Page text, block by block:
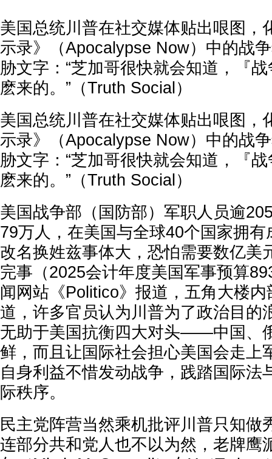
美国总统川普在社交媒体贴出哏图，
示录》（Apocalypse Now）中的战
胁文字：“芝加哥很快就会知道，『
麽来的。”（Truth Social）
美国总统川普在社交媒体贴出哏图，
示录》（Apocalypse Now）中的战
胁文字：“芝加哥很快就会知道，『
麽来的。”（Truth Social）
美国战争部（国防部）军职人员逾
79万人，在美国与全球40个国家拥
改名换姓兹事体大，恐怕需要数亿美
完事（2025会计年度美国军事预算
闻网站《Politico》报道，五角大楼
道，许多官员认为川普为了政治目的
无助于美国抗衡四大对头——中国、
鲜，而且让国际社会担心美国会走上
自身利益不惜发动战争，践踏国际法
际秩序。
民主党阵营当然乘机批评川普只知做
连部分共和党人也不以为然，老牌鹰